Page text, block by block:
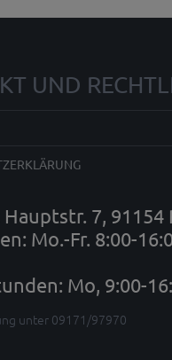
UND
Hauptstr. 7, 91154
Mo.-Fr. 8:00-
Mo, 9:00-
unter 09171/97970